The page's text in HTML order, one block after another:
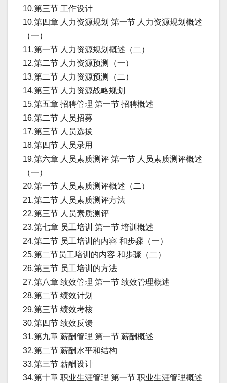
10.第三节 工作设计
10.第四章 人力资源规划 第一节 人力资源规划概述
（一）
11.第一节 人力资源规划概述（二）
12.第二节 人力资源预测（一）
13.第二节 人力资源预测（二）
14.第三节 人力资源战略规划
15.第五章 招聘管理 第一节 招聘概述
16.第二节 人员招募
17.第三节 人员选拔
18.第四节 人员录用
19.第六章 人员素质测评 第一节 人员素质测评概述
（一）
20.第一节 人员素质测评概述（二）
21.第二节 人员素质测评方法
22.第三节 人员素质测评
23.第七章 员工培训 第一节 培训概述
24.第二节 员工培训的内容 和步骤（一）
25.第二节员工培训的内容 和步骤（二）
26.第三节 员工培训的方法
27.第八章 绩效管理 第一节 绩效管理概述
28.第二节 绩效计划
29.第三节 绩效考核
30.第四节 绩效反馈
31.第九章 薪酬管理 第一节 薪酬概述
32.第二节 薪酬水平和结构
33.第三节 薪酬设计
34.第十章 职业生涯管理 第一节 职业生涯管理概述